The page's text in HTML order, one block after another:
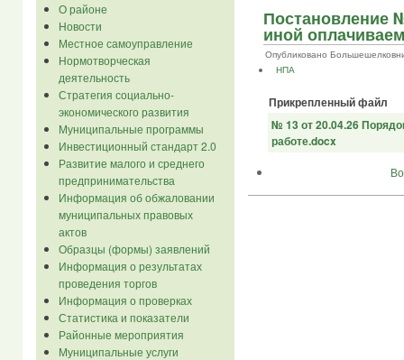
О районе
Новости
Местное самоуправление
Нормотворческая
деятельность
Стратегия социально-
экономического развития
Муниципальные программы
Инвестиционный стандарт 2.0
Развитие малого и среднего
предпринимательства
Информация об обжаловании
муниципальных правовых
актов
Образцы (формы) заявлений
Информация о результатах
проведения торгов
Информация о проверках
Статистика и показатели
Районные мероприятия
Муниципальные услуги
Постановление
иной
Опубликовано
НПА
Прикрепленный файл
№ 13 от 20.04.26
работе.docx